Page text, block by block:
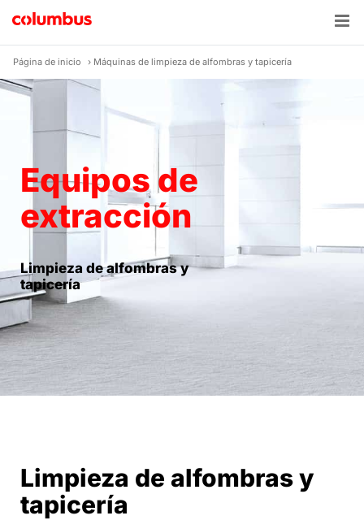
content
Página de inicio › Máquinas de limpieza de alfombras y tapicería
Equipos de
extracción
Limpieza de alfombras y
tapicería
Limpieza de alfombras y
tapicería